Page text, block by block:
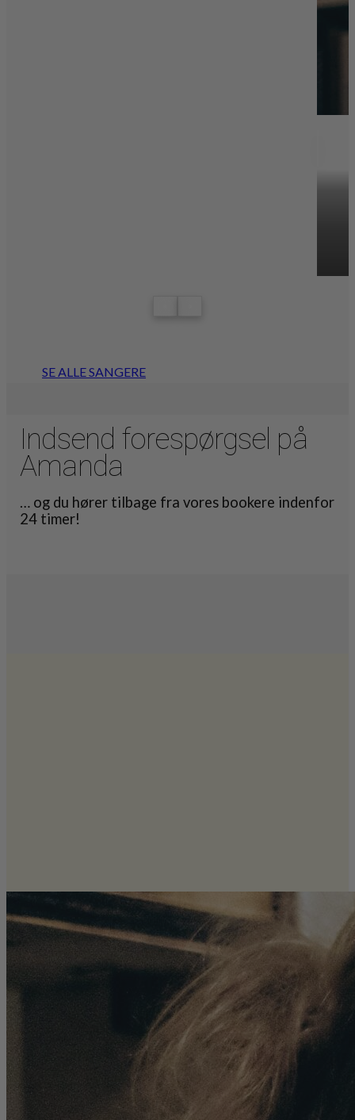
SE ALLE SANGERE
Indsend forespørgsel på
Amanda
… og du hører tilbage fra vores bookere indenfor
24 timer!